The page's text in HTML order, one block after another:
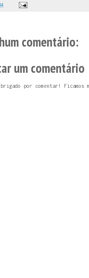
comentário:
um comentário
por comentar!